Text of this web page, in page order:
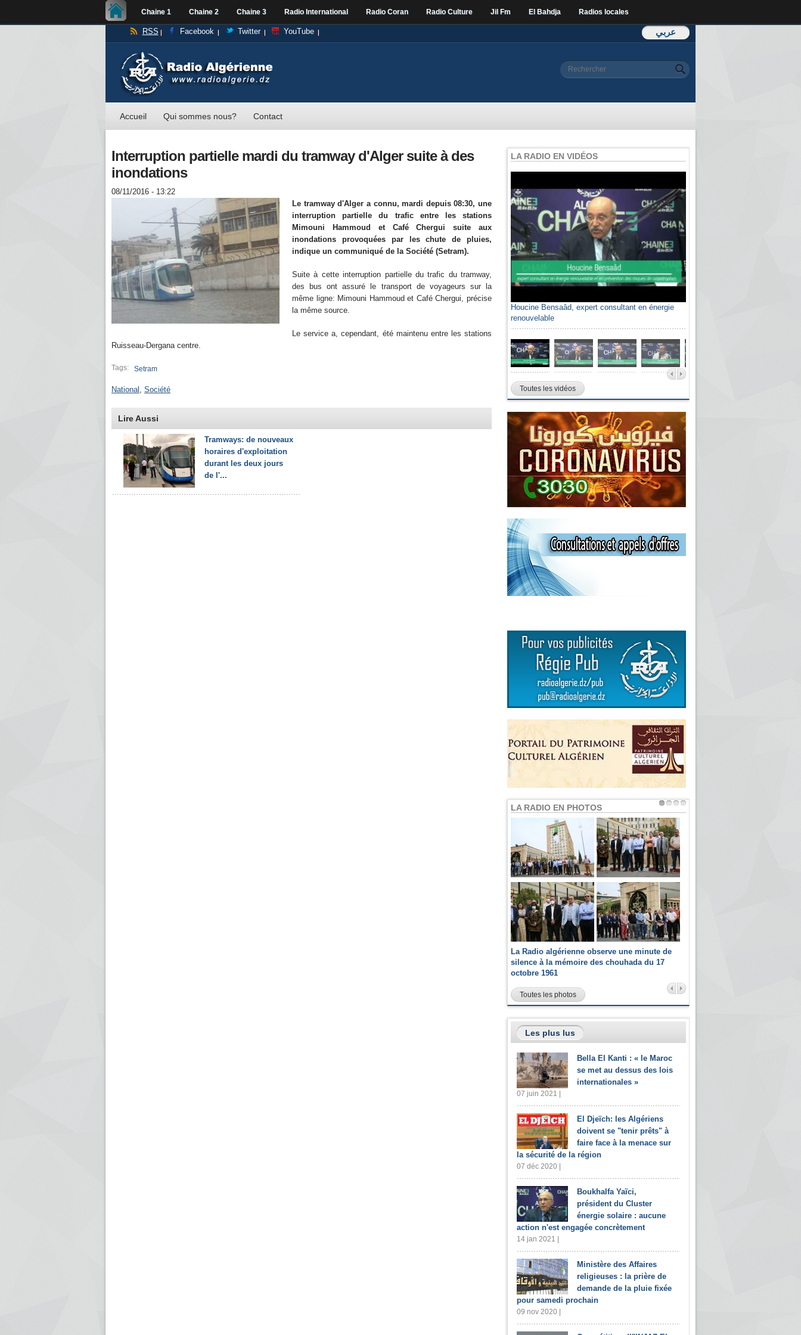
Chaine 1 Chaine 2 Chaine 3 Radio International Radio Coran Radio Culture Jil Fm El Bahdja Radios locales
عربي RSS Facebook Twitter YouTube
Formulaire de
Rechercher
Accueil Qui sommes nous? Contact
Interruption partielle mardi du tramway d'Alger suite à des
inondations
08/11/2016 - 13:22
Le tramway d'Alger a connu, mardi depuis 08:30, une
interruption partielle du trafic entre les stations
Mimouni Hammoud et Café Chergui suite aux
inondations provoquées par les chute de pluies,
indique un communiqué de la Société (Setram).
Suite à cette interruption partielle du trafic du tramway,
des bus ont assuré le transport de voyageurs sur la
même ligne: Mimouni Hammoud et Café Chergui, précise
la même source.
Le service a, cependant, été maintenu entre les stations
Ruisseau-Dergana centre.
Tags: Setram
National , Société
Lire Aussi
Tramways: de nouveaux
horaires d'exploitation
durant les deux jours
de l'...
LA RADIO EN VIDÉOS
Houcine Bensaâd, expert consultant en énergie
renouvelable
Toutes les vidéos
LA RADIO EN PHOTOS
La Radio algérienne observe une minute de
silence à la mémoire des chouhada du 17
octobre 1961
Toutes les photos
Les plus lus
Bella El Kanti : « le Maroc
se met au dessus des lois
internationales »
07 juin 2021 |
El Djeïch: les Algériens
doivent se "tenir prêts" à
faire face à la menace sur
la sécurité de la région
07 déc 2020 |
Boukhalfa Yaïci,
président du Cluster
énergie solaire : aucune
action n'est engagée concrètement
14 jan 2021 |
Ministère des Affaires
religieuses : la prière de
demande de la pluie fixée
pour samedi prochain
09 nov 2020 |